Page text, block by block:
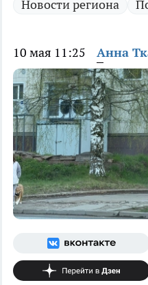
Новости региона
10 мая 11:25 Анна